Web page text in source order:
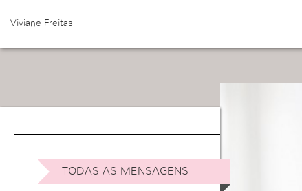
Viviane Freitas
TODAS AS MENSAGENS